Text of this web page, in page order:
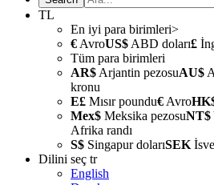
TL
En iyi para birimleri>
€ AvroUS$ ABD doları£
Tüm para birimleri
AR$ Arjantin pezosuAU$
kronu
E£ Mısır poundu€ Avro
Mex$ Meksika pezosuNT$
Afrika randı
S$ Singapur dolarıSEK
Dilini seç tr
English